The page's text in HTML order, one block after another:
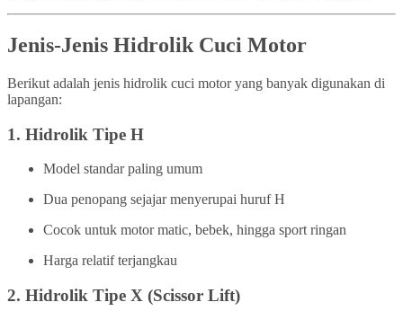
Jenis-Jenis Hidrolik Cuci Motor
Berikut adalah jenis hidrolik cuci motor yang banyak digunakan di
lapangan:
1. Hidrolik Tipe H
Model standar paling umum
Dua penopang sejajar menyerupai huruf H
Cocok untuk motor matic, bebek, hingga sport ringan
Harga relatif terjangkau
2. Hidrolik Tipe X (Scissor Lift)